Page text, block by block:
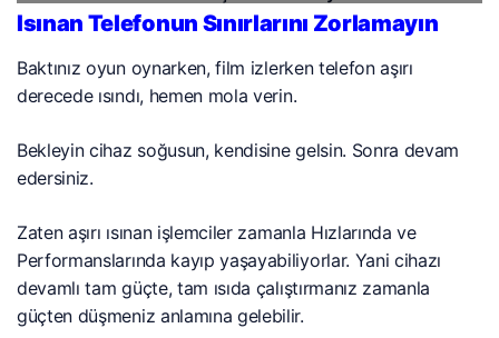
Isınan Telefonun Sınırlarını Zorlamayın
Baktınız oyun oynarken, film izlerken telefon aşırı
derecede ısındı, hemen mola verin.
Bekleyin cihaz soğusun, kendisine gelsin. Sonra devam
edersiniz.
Zaten aşırı ısınan işlemciler zamanla Hızlarında ve
Performanslarında kayıp yaşayabiliyorlar. Yani cihazı
devamlı tam güçte, tam ısıda çalıştırmanız zamanla
güçten düşmeniz anlamına gelebilir.